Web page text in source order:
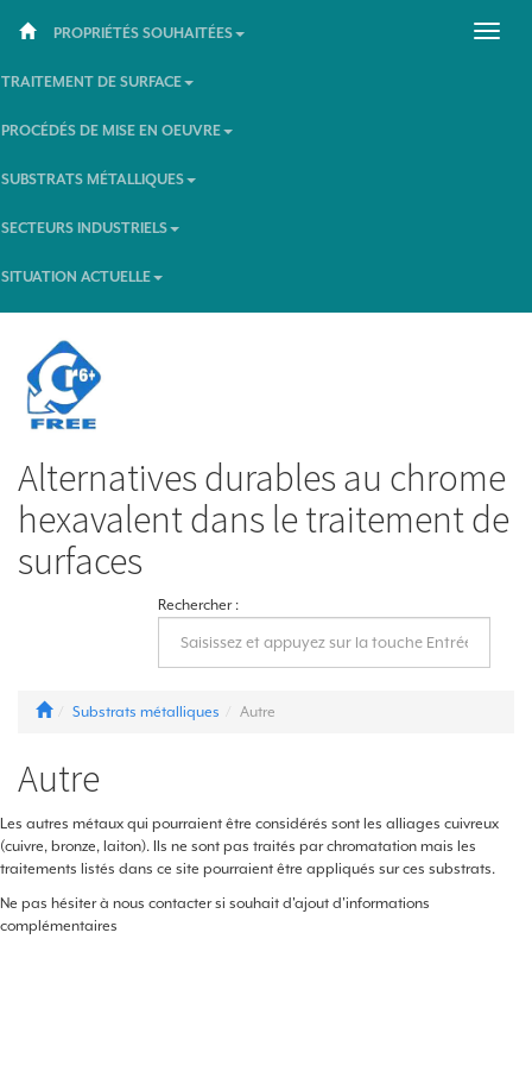
PROPRIÉTÉS SOUHAITÉES
TRAITEMENT DE SURFACE
PROCÉDÉS DE MISE EN OEUVRE
SUBSTRATS MÉTALLIQUES
SECTEURS INDUSTRIELS
SITUATION ACTUELLE
Alternatives durables au chrome
hexavalent dans le traitement de
surfaces
Rechercher :
Substrats métalliques Autre
Autre
Les autres métaux qui pourraient être considérés sont les alliages cuivreux
(cuivre, bronze, laiton). Ils ne sont pas traités par chromatation mais les
traitements listés dans ce site pourraient être appliqués sur ces substrats.
Ne pas hésiter à nous contacter si souhait d'ajout d'informations
complémentaires